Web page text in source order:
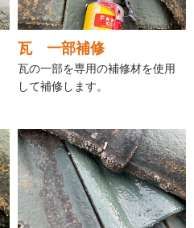
瓦 一部補修
瓦の一部を専用の補修材を使用
して補修します。